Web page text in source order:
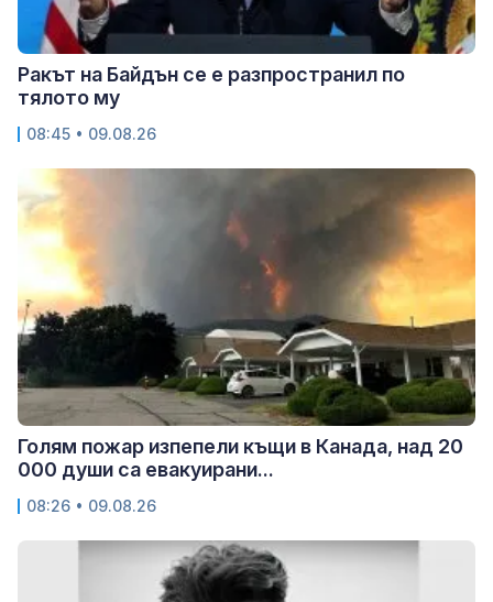
Ракът на Байдън се е разпространил по
тялото му
08:45 • 09.08.26
Голям пожар изпепели къщи в Канада, над 20
000 души са евакуирани...
08:26 • 09.08.26